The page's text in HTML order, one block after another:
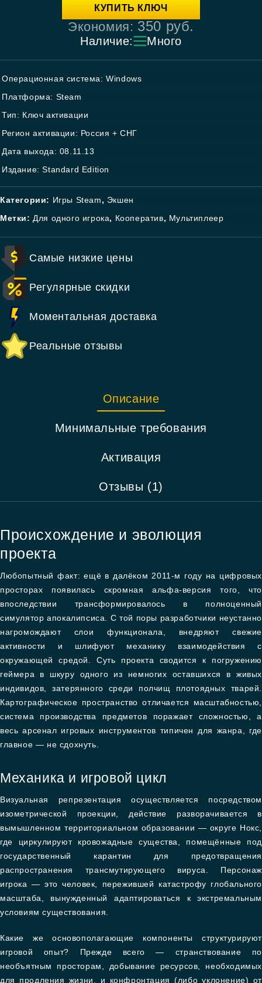
КУПИТЬ КЛЮЧ
Экономия: 350 руб.
Наличие: Много
Операционная система: Windows
Платформа: Steam
Тип: Ключ активации
Регион активации: Россия + СНГ
Дата выхода: 08.11.13
Издание: Standard Edition
Категории: Игры Steam, Экшен
Метки: Для одного игрока, Кооператив, Мультиплеер
Самые низкие цены
Регулярные скидки
Моментальная доставка
Реальные отзывы
Описание
Минимальные требования
Активация
Отзывы (1)
Происхождение и эволюция
проекта
Любопытный факт: ещё в далёком 2011-м году на цифровых
просторах появилась скромная альфа-версия того, что
впоследствии трансформировалось в полноценный
симулятор апокалипсиса. С той поры разработчики неустанно
нагромождают слои функционала, внедряют свежие
активности и шлифуют механику взаимодействия с
окружающей средой. Суть проекта сводится к погружению
геймера в шкуру одного из немногих оставшихся в живых
индивидов, затерянного среди полчищ плотоядных тварей.
Картографическое пространство отличается масштабностью,
система производства предметов поражает сложностью, а
весь арсенал игровых инструментов типичен для жанра, где
главное — не сдохнуть.
Механика и игровой цикл
Визуальная репрезентация осуществляется посредством
изометрической проекции, действие разворачивается в
вымышленном территориальном образовании — округе Нокс,
где циркулируют кровожадные существа, помещённые под
государственный карантин для предотвращения
распространения трансмутирующего вируса. Персонаж
игрока — это человек, пережившей катастрофу глобального
масштаба, вынужденный адаптироваться к экстремальным
условиям существования.
Какие же основополагающие компоненты структурируют
игровой опыт? Прежде всего — странствование по
необъятным просторам, добывание ресурсов, необходимых
для продления жизни, и конфронтация (либо уклонение) от